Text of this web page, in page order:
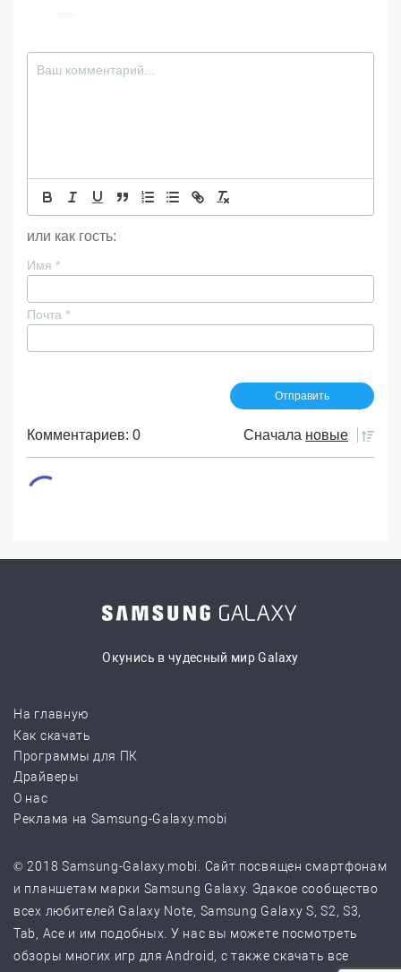
или как гость:
Имя *
Почта *
Комментариев: 0 Сначала новые
Окунись в чудесный мир Galaxy
На главную
Как скачать
Программы для ПК
Драйверы
О нас
Реклама на Samsung-Galaxy.mobi
© 2018 Samsung-Galaxy.mobi. Сайт посвящен смартфонам
и планшетам марки Samsung Galaxy. Эдакое сообщество
всех любителей Galaxy Note, Samsung Galaxy S, S2, S3,
Tab, Ace и им подобных. У нас вы можете посмотреть
обзоры многих игр для Android, с также скачать все